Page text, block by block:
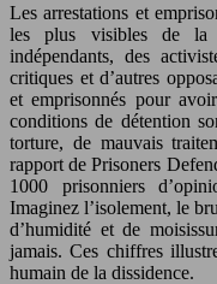
Les arrestations et
les plus visibles de la
indépendants, des
critiques et d’autres
et emprisonnés pour
conditions de détention
torture, de mauvais
rapport de Prisoners
1000 prisonniers
Imaginez l’isolement, le
d’humidité et de
jamais. Ces chiffres
humain de la dissidence.